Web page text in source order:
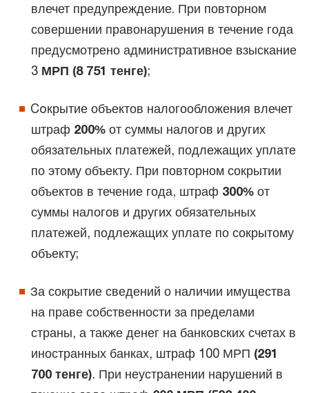
влечет предупреждение. При повторном
совершении правонарушения в течение года
предусмотрено административное взыскание
3 МРП (8 751 тенге);
Coкрытие объектов налогообложения влечет
штраф 200% от суммы налогов и других
обязательных платежей, подлежащих уплате
по этому объекту. При повторном сокрытии
объектов в течение года, штраф 300% от
суммы налогов и других обязательных
платежей, подлежащих уплате по сокрытому
объекту;
За сокрытие сведений о наличии имущества
на праве собственности за пределами
страны, а также денег на банковских счетах в
иностранных банках, штраф 100 МРП (291
700 тенге). При неустранении нарушений в